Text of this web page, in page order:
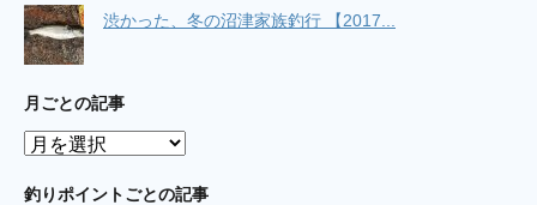
渋かった、冬の沼津家族釣行 【2017...
月ごとの記事
月
と
釣りポイントごとの記事